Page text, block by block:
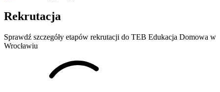
Rekrutacja
Sprawdź szczegóły etapów rekrutacji do TEB Edukacja Domowa w
Wrocławiu